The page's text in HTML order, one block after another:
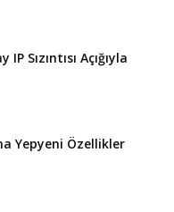
Sızıntısı Açığıyla
Yepyeni Özellikler